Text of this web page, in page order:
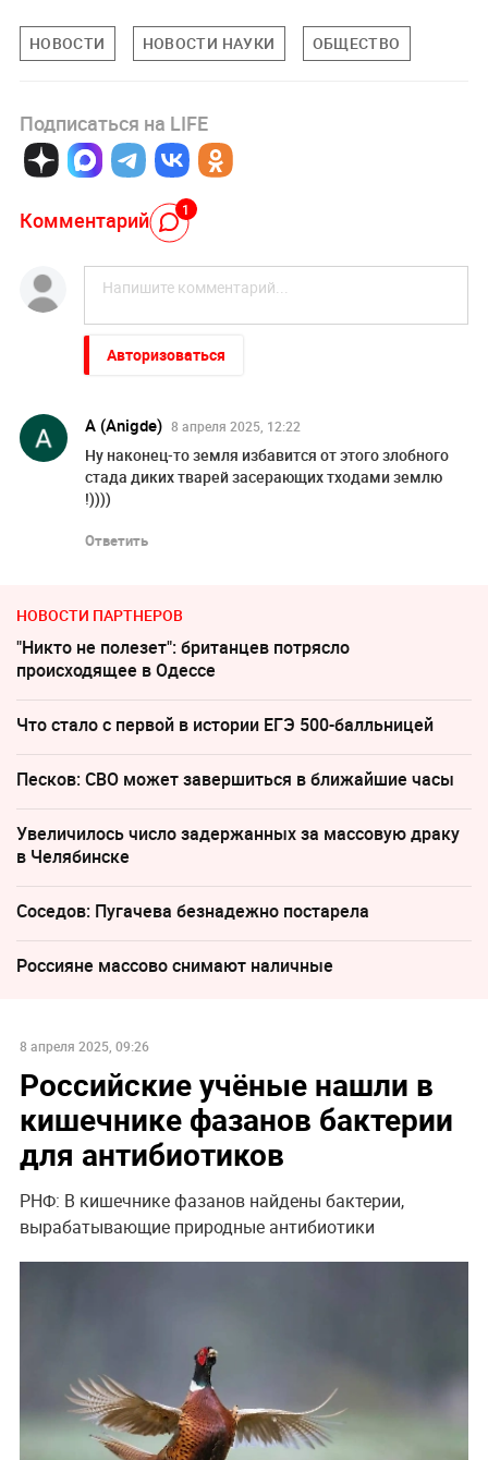
НОВОСТИ НОВОСТИ НАУКИ ОБЩЕСТВО
Подписаться на LIFE
Комментарий 1
Авторизоваться
A (Anigde) 8 апреля 2025, 12:22
Ну наконец-то земля избавится от этого злобного
стада диких тварей засерающих тходами землю
!))))
Ответить
НОВОСТИ ПАРТНЕРОВ
"Никто не полезет": британцев потрясло
происходящее в Одессе
Что стало с первой в истории ЕГЭ 500-балльницей
Песков: СВО может завершиться в ближайшие часы
Увеличилось число задержанных за массовую драку
в Челябинске
Соседов: Пугачева безнадежно постарела
Россияне массово снимают наличные
8 апреля 2025, 09:26
Российские учёные нашли в
кишечнике фазанов бактерии
для антибиотиков
РНФ: В кишечнике фазанов найдены бактерии,
вырабатывающие природные антибиотики